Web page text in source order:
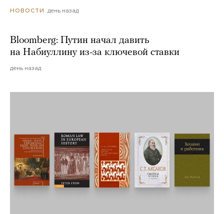
НОВОСТИ день назад
Bloomberg: Путин начал давить
на Набиуллину из-за ключевой ставки
день назад